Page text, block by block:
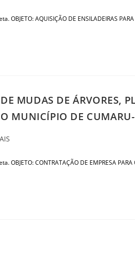
AQUISIÇÃO DE ENSILADEIRAS PARA
MUDAS DE ÁRVORES,
MUNICÍPIO DE
CONTRATAÇÃO DE EMPRESA PARA